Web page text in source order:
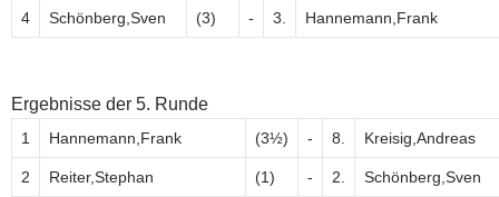
4 Schönberg,Sven (3) - 3. Hannemann,Frank
Ergebnisse der 5. Runde
1 Hannemann,Frank (3½) - 8. Kreisig,Andreas
2 Reiter,Stephan (1) - 2. Schönberg,Sven